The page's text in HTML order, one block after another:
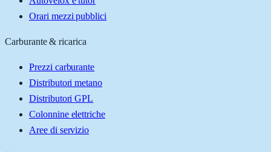
Orari mezzi pubblici
Carburante & ricarica
Prezzi carburante
Distributori metano
Distributori GPL
Colonnine elettriche
Aree di servizio